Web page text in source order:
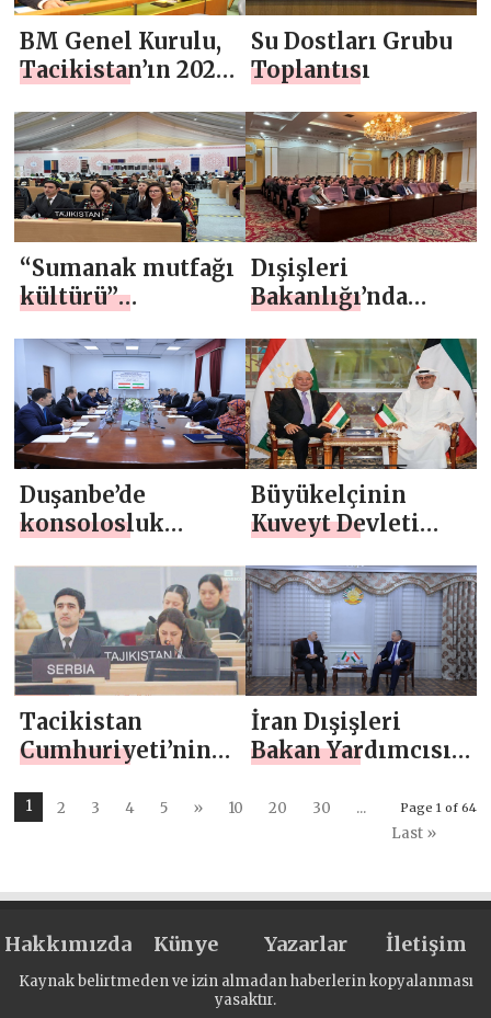
BM Genel Kurulu,
Tacikistan’ın 2027
Hukuk
Okuryazarlığı Yılı
hakkındaki
kararını kabul etti
Su Dostları Grubu
Toplantısı
“Sumanak mutfağı
kültürü”
İnsanlığın Somut
Olmayan Kültürel
Mirası Temsilî
Listesine
kaydedilmesi
Dışişleri
Bakanlığı’nda
Günü
Duşanbe’de
konsolosluk
Büyükelçinin
Kuveyt Devleti
Yenilenebilir
Enerji Bakanı ile
görüşmesi
Tacikistan
Cumhuriyeti’nin
Olmayan Kültürel
Sözleşmesi’nin
UNESCO Temsili
Listesi’nde Yer
İran Dışişleri
Bakan Yardımcısı
Page 1 of 64
1 2 3 4 5 » 10 20 30
...
Last »
Hakkımızda Künye Yazarlar İletişim
Kaynak belirtmeden ve izin almadan haberlerin kopyalanması
yasaktır.